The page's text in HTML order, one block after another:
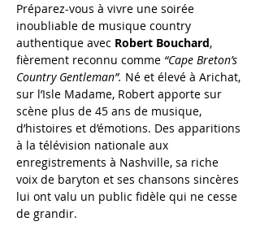
Préparez-vous à vivre une soirée
inoubliable de musique country
authentique avec Robert Bouchard,
fièrement reconnu comme “Cape Breton’s
Country Gentleman”. Né et élevé à Arichat,
sur l’Isle Madame, Robert apporte sur
scène plus de 45 ans de musique,
d’histoires et d’émotions. Des apparitions
à la télévision nationale aux
enregistrements à Nashville, sa riche
voix de baryton et ses chansons sincères
lui ont valu un public fidèle qui ne cesse
de grandir.